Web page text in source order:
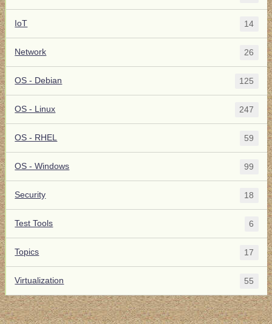
IoT 14
Network 26
OS - Debian 125
OS - Linux 247
OS - RHEL 59
OS - Windows 99
Security 18
Test Tools 6
Topics 17
Virtualization 55